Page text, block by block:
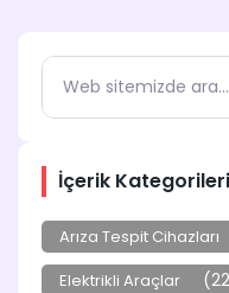
İçerik Kategorileri
Arıza Tespit Cihazları
Elektrikli Araçlar